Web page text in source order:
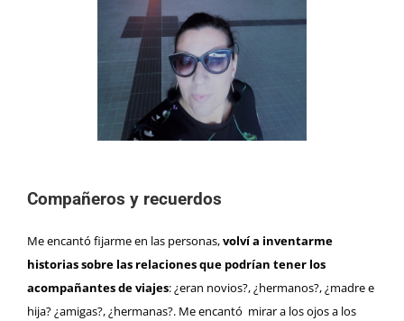
Compañeros y recuerdos
Me encantó fijarme en las personas,volví a inventarme
historias sobre las relaciones que podrían tener los
acompañantes de viajes: ¿eran novios?, ¿hermanos?, ¿madre e
hija? ¿amigas?, ¿hermanas?. Me encantó mirar a los ojos a los